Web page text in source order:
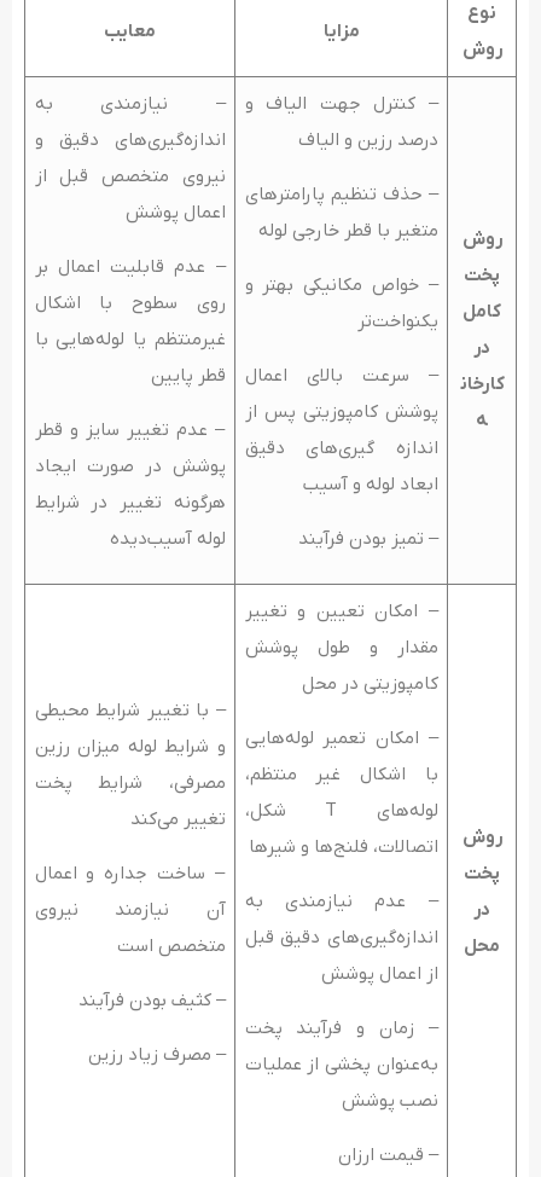
نوع
روش
مزایا معایب
روش
پخت
کامل
در
کارخان
ه
– کنترل جهت الیاف و
درصد رزین و الیاف
– حذف تنظیم پارامترهای
متغیر با قطر خارجی لوله
– خواص مکانیکی بهتر و
یکنواخت‌تر
– سرعت بالای اعمال
پوشش کامپوزیتی پس از
اندازه گیری­‌های دقیق
ابعاد لوله و آسیب
– تمیز بودن فرآیند
– نیازمندی به
اندازه‌گیری‌های دقیق و
نیروی متخصص قبل از
اعمال پوشش
– عدم قابلیت اعمال بر
روی سطوح با اشکال
غیرمنتظم یا لوله‌هایی با
قطر پایین
– عدم تغییر سایز و قطر
پوشش در صورت ایجاد
هرگونه تغییر در شرایط
لوله آسیب‌دیده
روش
پخت
در
محل
– امکان تعیین و تغییر
مقدار و طول پوشش
کامپوزیتی در محل
– امکان تعمیر لوله‌هایی
با اشکال غیر منتظم،
لوله‌های T شکل،
اتصالات، فلنج‌ها و شیرها
– عدم نیازمندی به
اندازه‌گیری‌های دقیق قبل
از اعمال پوشش
– زمان و فرآیند پخت
به‌عنوان پخشی از عملیات
نصب پوشش
– قیمت ارزان
– با تغییر شرایط محیطی
و شرایط لوله میزان رزین
مصرفی، شرایط پخت
تغییر می‌کند
– ساخت جداره و اعمال
آن نیازمند نیروی
متخصص است
– کثیف بودن فرآیند
– مصرف زیاد رزین